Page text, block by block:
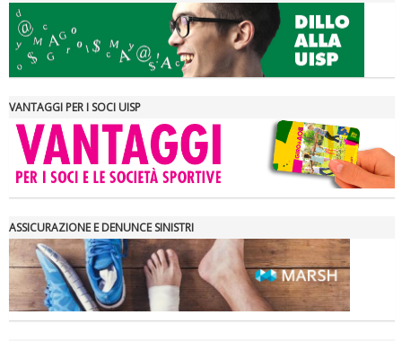
VANTAGGI PER I SOCI UISP
ASSICURAZIONE E DENUNCE SINISTRI